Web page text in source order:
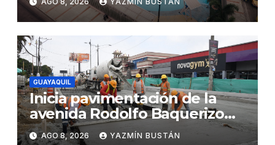
municipales
GUAYAQUIL
Inicia pavimentación de la
avenida Rodolfo Baquerizo
Nazur como parte de la
AGO 8, 2026 YAZMÍN BUSTÁN